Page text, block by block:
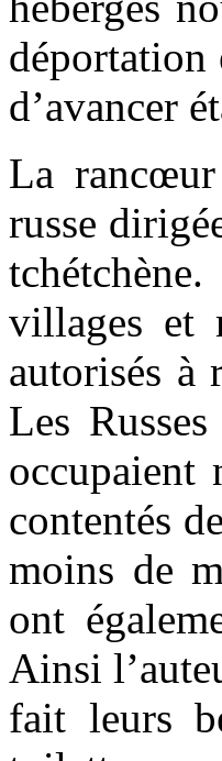
déportation
d’avancer
La rancœur
russe
villages et
autorisés à
Les
occupaient
contentés
moins de
ont
Ainsi
fait leurs